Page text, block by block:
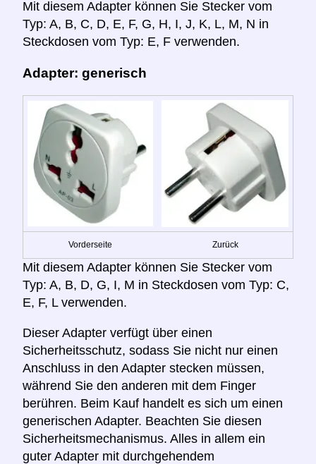
Mit diesem Adapter können Sie Stecker vom
Typ: A, B, C, D, E, F, G, H, I, J, K, L, M, N in
Steckdosen vom Typ: E, F verwenden.
Adapter: generisch
Vorderseite Zurück
Mit diesem Adapter können Sie Stecker vom
Typ: A, B, D, G, I, M in Steckdosen vom Typ: C,
E, F, L verwenden.
Dieser Adapter verfügt über einen
Sicherheitsschutz, sodass Sie nicht nur einen
Anschluss in den Adapter stecken müssen,
während Sie den anderen mit dem Finger
berühren. Beim Kauf handelt es sich um einen
generischen Adapter. Beachten Sie diesen
Sicherheitsmechanismus. Alles in allem ein
guter Adapter mit durchgehendem